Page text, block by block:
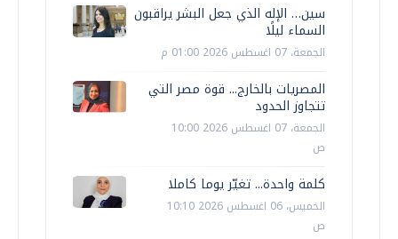
سين… الإله الذي جعل البشر يراقبون
السماء ليلًا
الجمعة، 07 اغسطس 2026 01:00 م
المصريات بالخارج... قوة مصر التي
تتجاوز الحدود
الجمعة، 07 اغسطس 2026 10:00
ص
كلمة واحدة... تغيّر يوما كاملا
الخميس، 06 اغسطس 2026 10:10
ص